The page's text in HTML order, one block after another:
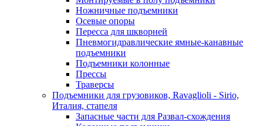
Ножничные подъемники
Осевые опоры
Пересса для шкворней
Пневмогидравлические ямные-канавные
подъемники
Подъемники колонные
Прессы
Траверсы
Подъемники для грузовиков, Ravaglioli - Sirio,
Италия, стапеля
Запасные части для Развал-схождения